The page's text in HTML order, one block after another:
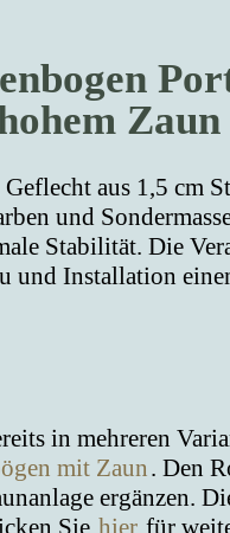
Zaun
aus 1,5 cm
und
Stabilität. Die
und Installation
in mehreren
mit Zaun. Den
ergänzen.
Sie hier für